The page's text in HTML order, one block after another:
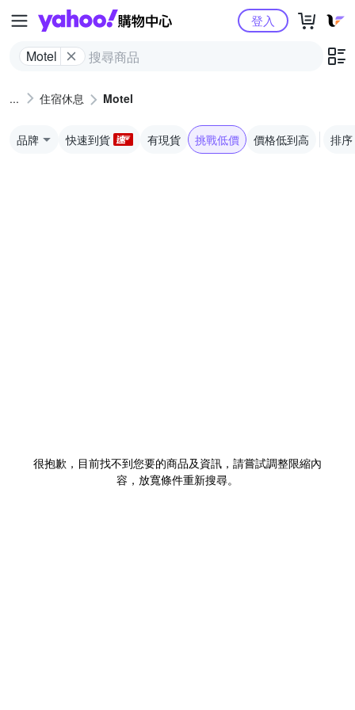
Yahoo購物中心
Motel
登入
住宿休息 Motel
品牌 快速到貨 有現貨 挑戰低價 價格低到高 排序
很抱歉，目前找不到您要的商品及資訊，請嘗試調整限縮內
容，放寬條件重新搜尋。